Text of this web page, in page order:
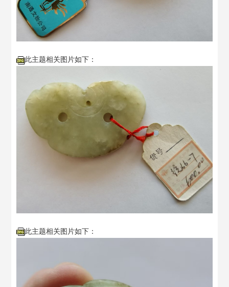
此主题相关图片如下：
此主题相关图片如下：